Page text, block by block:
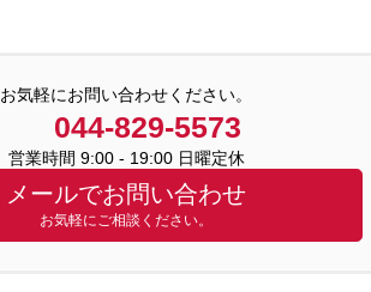
お気軽にお問い合わせください。
044-829-5573
営業時間 9:00 - 19:00 日曜定休
メールでお問い合わせ
お気軽にご相談ください。